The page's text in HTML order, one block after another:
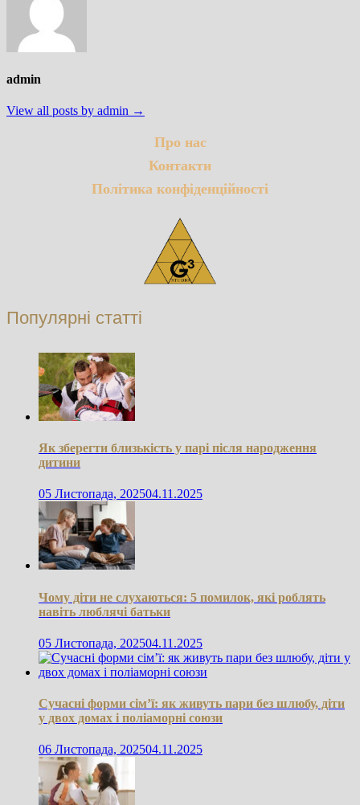
admin
View all posts by admin →
Про нас
Контакти
Політика конфіденційності
Популярні статті
Як зберегти близькість у парі після народження
дитини
05 Листопада, 202504.11.2025
Чому діти не слухаються: 5 помилок, які роблять
навіть люблячі батьки
05 Листопада, 202504.11.2025
Сучасні форми сім’ї: як живуть пари без шлюбу, діти
у двох домах і поліаморні союзи
06 Листопада, 202504.11.2025